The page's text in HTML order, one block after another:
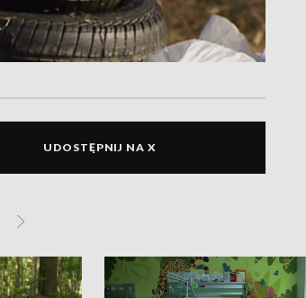
UDOSTĘPNIJ NA X